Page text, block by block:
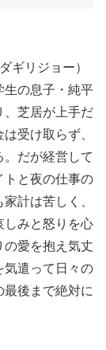
ギリジョー）
生の息子・純平
、芝居が上手だ
受け取らず、
だが経営して
トと夜の仕事の
計は苦しく、
しみと怒りを心
の愛を抱え気丈
気遣って日々の
後まで絶対に